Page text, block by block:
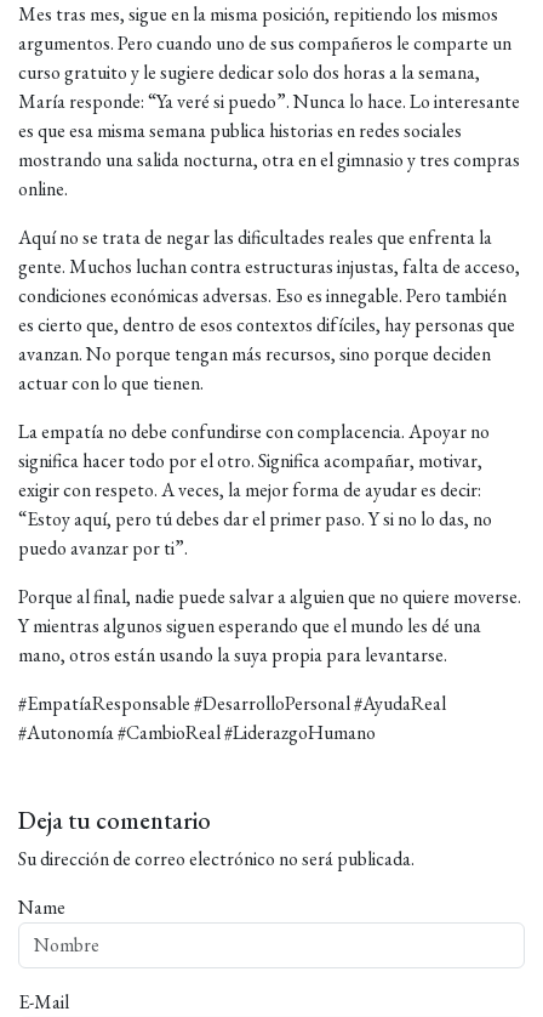
Mes tras mes, sigue en la misma posición, repitiendo los mismos
argumentos. Pero cuando uno de sus compañeros le comparte un
curso gratuito y le sugiere dedicar solo dos horas a la semana,
María responde: “Ya veré si puedo”. Nunca lo hace. Lo interesante
es que esa misma semana publica historias en redes sociales
mostrando una salida nocturna, otra en el gimnasio y tres compras
online.
Aquí no se trata de negar las dificultades reales que enfrenta la
gente. Muchos luchan contra estructuras injustas, falta de acceso,
condiciones económicas adversas. Eso es innegable. Pero también
es cierto que, dentro de esos contextos difíciles, hay personas que
avanzan. No porque tengan más recursos, sino porque deciden
actuar con lo que tienen.
La empatía no debe confundirse con complacencia. Apoyar no
significa hacer todo por el otro. Significa acompañar, motivar,
exigir con respeto. A veces, la mejor forma de ayudar es decir:
“Estoy aquí, pero tú debes dar el primer paso. Y si no lo das, no
puedo avanzar por ti”.
Porque al final, nadie puede salvar a alguien que no quiere moverse.
Y mientras algunos siguen esperando que el mundo les dé una
mano, otros están usando la suya propia para levantarse.
#EmpatíaResponsable #DesarrolloPersonal #AyudaReal
#Autonomía #CambioReal #LiderazgoHumano
Deja tu comentario
Su dirección de correo electrónico no será publicada.
Name
E-Mail